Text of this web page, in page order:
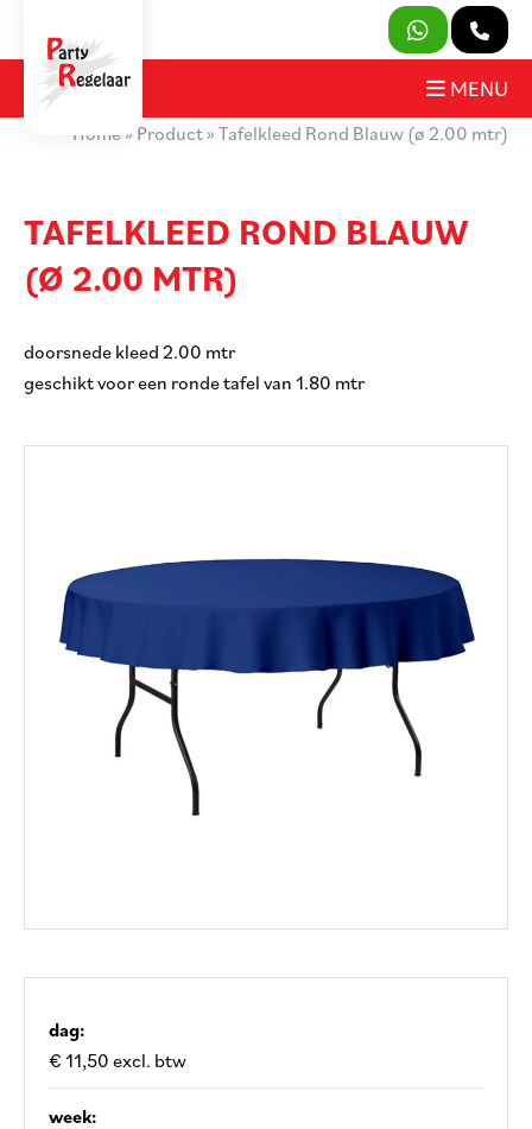
SLUITEN
OVER ONS
HUURVOORWAARDEN
MIJN AANVRAAG
PARTY REGELAAR
MENU
Home » Product » Tafelkleed Rond Blauw (ø 2.00 mtr)
TAFELKLEED ROND BLAUW
(Ø 2.00 MTR)
doorsnede kleed 2.00 mtr
geschikt voor een ronde tafel van 1.80 mtr
dag:
€ 11,50 excl. btw
week: